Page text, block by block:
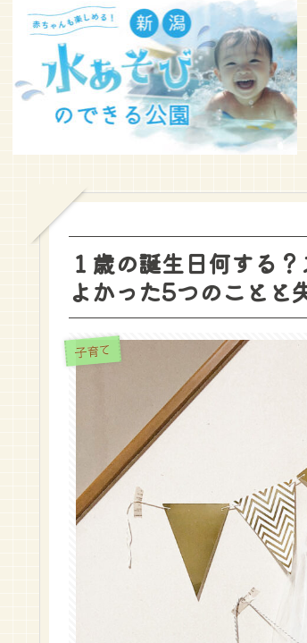
１歳の誕生日何する
よかった5つのことと
子育て